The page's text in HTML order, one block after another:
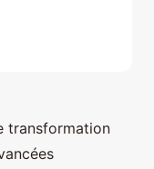
transformation